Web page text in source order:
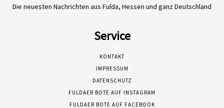
Die neuesten Nachrichten aus Fulda, Hessen und ganz Deutschland
Service
KONTAKT
IMPRESSUM
DATENSCHUTZ
FULDAER BOTE AUF INSTAGRAM
FULDAER BOTE AUF FACEBOOK